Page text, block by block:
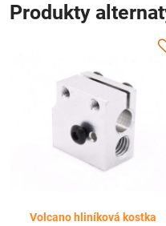
Produkty
Volcano hliníková kostka